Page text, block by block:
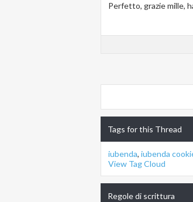
Perfetto, grazie mille,
Tags for this Thread
iubenda, iubenda
View Tag Cloud
Regole di scrittura